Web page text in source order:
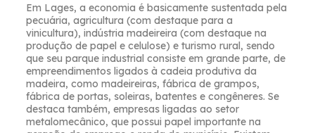
Em Lages, a economia é basicamente sustentada pela
pecuária, agricultura (com destaque para a
vinicultura), indústria madeireira (com destaque na
produção de papel e celulose) e turismo rural, sendo
que seu parque industrial consiste em grande parte, de
empreendimentos ligados à cadeia produtiva da
madeira, como madeireiras, fábrica de grampos,
fábrica de portas, soleiras, batentes e congêneres. Se
destaca também, empresas ligadas ao setor
metalomecânico, que possui papel importante na